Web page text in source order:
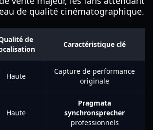
de qualité cinématographique.
de
Caractéristique clé
Haute
Capture de performance
originale
Haute
Pragmata
synchronsprecher
professionnels